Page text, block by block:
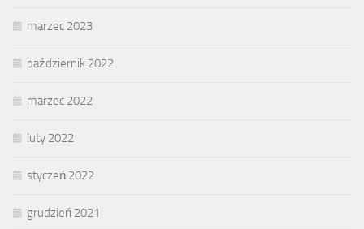
marzec 2023
październik 2022
marzec 2022
luty 2022
styczeń 2022
grudzień 2021